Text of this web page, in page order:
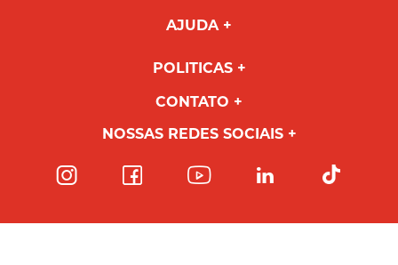
AJUDA
POLITICAS
CONTATO
NOSSAS REDES SOCIAIS